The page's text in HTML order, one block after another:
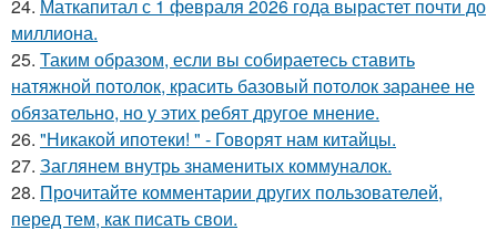
24. Маткапитал с 1 февраля 2026 года вырастет почти до
миллиона.
25. Таким образом, если вы собираетесь ставить
натяжной потолок, красить базовый потолок заранее не
обязательно, но у этих ребят другое мнение.
26. "Никакой ипотеки! " - Говорят нам китайцы.
27. Заглянем внутрь знаменитых коммуналок.
28. Прочитайте комментарии других пользователей,
перед тем, как писать свои.